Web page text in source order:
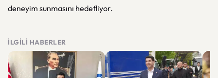
deneyim sunmasını hedefliyor.
İLGILI HABERLER